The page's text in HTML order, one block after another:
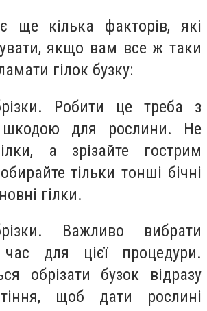
ще кілька факторів, які
якщо вам все ж таки
гілок бузку:
Робити це треба з
для рослини. Не
а зрізайте гострим
тільки тонші бічні
гілки.
Важливо вибрати
для цієї процедури.
обрізати бузок відразу
щоб дати рослині